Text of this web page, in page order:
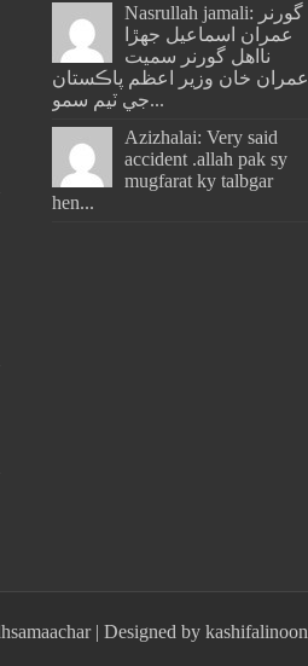
Nasrullah jamali: گورنر
عمران اسماعيل جھڙا
نااهل گورنر سميت
عمران خان وزير اعظم پاڪستان
جي ٽيم سمو...
Azizhalai: Very said
accident .allah pak sy
mugfarat ky talbgar
hen...
| Designed by kashifalinoon